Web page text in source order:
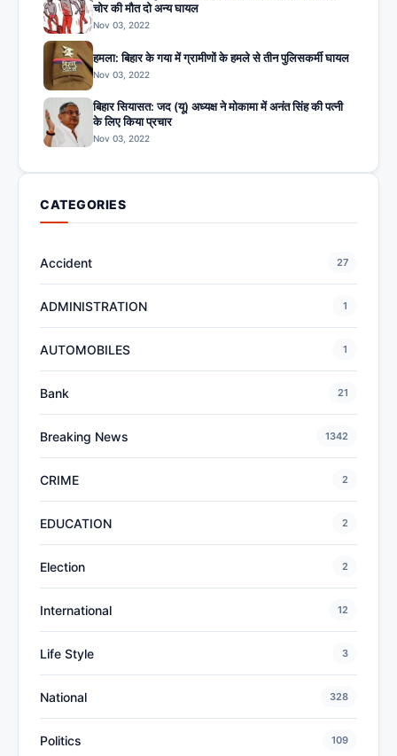
चोर की मौत दो अन्य घायल
Nov 03, 2022
हमला: बिहार के गया में ग्रामीणों के हमले से तीन पुलिसकर्मी घायल
Nov 03, 2022
बिहार सियासत: जद (यू) अध्यक्ष ने मोकामा में अनंत सिंह की पत्नी
के लिए किया प्रचार
Nov 03, 2022
CATEGORIES
Accident 27
ADMINISTRATION 1
AUTOMOBILES 1
Bank 21
Breaking News 1342
CRIME 2
EDUCATION 2
Election 2
International 12
Life Style 3
National 328
Politics 109